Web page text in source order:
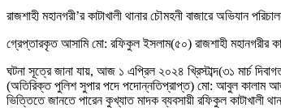
রাজশাহী মহানগরী’র কাটাখালী থানার চৌমহনী বাজারে অভিযান
গ্রেপ্তারকৃত আসামি মো: রফিকুল ইসলাম(৫০) রাজশাহী মহানগরীর
ঘটনা সূত্রে জানা যায়, আজ ১ এপ্রিল ২০২৪ খ্রিস্টাব্দ(৩১ মার্চ
(অতিরিক্ত পুলিশ সুপার পদে পদোন্নতিপ্রাপ্ত) মো: আবুল কালাম
ভিত্তিতে জানতে পারেন কুখ্যাত মাদক ব্যবসায়ী রফিকুল কাটাখালী